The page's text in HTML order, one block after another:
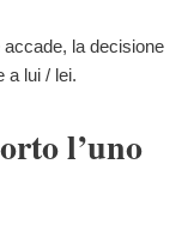
la decisione
a lui / lei.
l’uno